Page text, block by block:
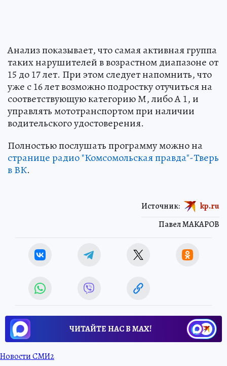
Анализ показывает, что самая активная группа
таких нарушителей в возрастном диапазоне от
15 до 17 лет. При этом следует напомнить, что
уже с 16 лет возможно подростку отучиться на
соответствующую категорию М, либо А 1, и
управлять мототранспортом при наличии
водительского удостоверения.
Полностью послушать программу можно на
странице радио "Комсомольская правда"-Тверь
в ВК.
Павел МАКАРОВ
Источник: kp.ru
ЧИТАЙТЕ НАС В МАХ!
Новости СМИ2